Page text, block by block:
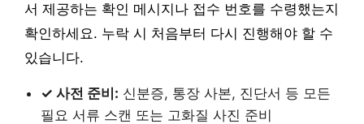
서 제공하는 확인 메시지나 접수 번호를 수령했는지
확인하세요. 누락 시 처음부터 다시 진행해야 할 수
있습니다.
✓ 사전 준비: 신분증, 통장 사본, 진단서 등 모든
필요 서류 스캔 또는 고화질 사진 준비